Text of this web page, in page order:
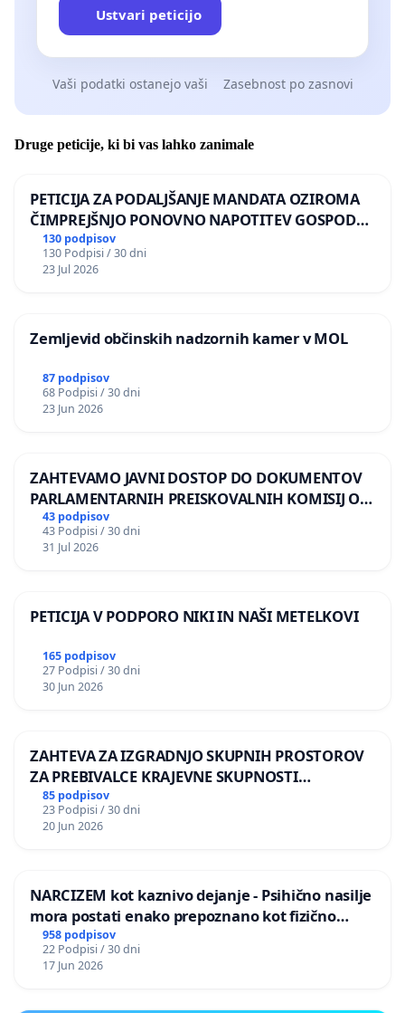
Ustvari peticijo
Vaši podatki ostanejo vaši Zasebnost po zasnovi
Druge peticije, ki bi vas lahko zanimale
PETICIJA ZA PODALJŠANJE MANDATA OZIROMA
ČIMPREJŠNJO PONOVNO NAPOTITEV GOSPODA
BERNARDA ŠRAJNERJA NA VELEPOSLANIŠTVO
REPUBLIKE SLOVENIJE V MOSKVI
130 podpisov
130 Podpisi / 30 dni
23 Jul 2026
Zemljevid občinskih nadzornih kamer v MOL
87 podpisov
68 Podpisi / 30 dni
23 Jun 2026
ZAHTEVAMO JAVNI DOSTOP DO DOKUMENTOV
PARLAMENTARNIH PREISKOVALNIH KOMISIJ O
ILEGALNI TRGOVINI Z OROŽJEM
43 podpisov
43 Podpisi / 30 dni
31 Jul 2026
PETICIJA V PODPORO NIKI IN NAŠI METELKOVI
165 podpisov
27 Podpisi / 30 dni
30 Jun 2026
ZAHTEVA ZA IZGRADNJO SKUPNIH PROSTOROV
ZA PREBIVALCE KRAJEVNE SKUPNOSTI
PRESTRANEK
85 podpisov
23 Podpisi / 30 dni
20 Jun 2026
NARCIZEM kot kaznivo dejanje - Psihično nasilje
mora postati enako prepoznano kot fizično
nasilje
958 podpisov
22 Podpisi / 30 dni
17 Jun 2026